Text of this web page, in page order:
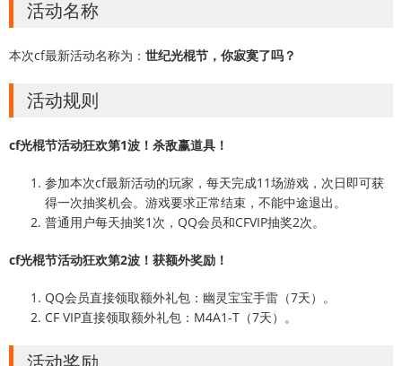
活动名称
本次cf最新活动名称为： 世纪光棍节，你寂寞了吗？
活动规则
cf光棍节活动狂欢第1波！杀敌赢道具！
参加本次cf最新活动的玩家，每天完成11场游戏，次日即可获
得一次抽奖机会。游戏要求正常结束，不能中途退出。
普通用户每天抽奖1次，QQ会员和CFVIP抽奖2次。
cf光棍节活动狂欢第2波！获额外奖励！
QQ会员直接领取额外礼包：幽灵宝宝手雷（7天）。
CF VIP直接领取额外礼包：M4A1-T（7天）。